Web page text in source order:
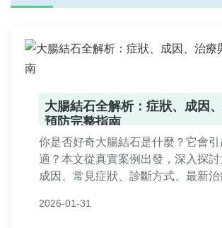
大腸結石全解析：症狀、成因
預防完整指南
你是否好奇大腸結石是什麼？它會
適？本文從真實案例出發，深入探
成因、常見症狀、診斷方式、最新
健康危機。
2026-01-31